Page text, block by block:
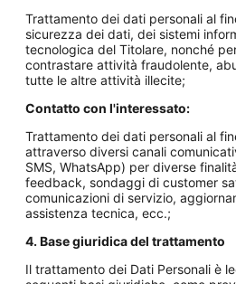
Trattamento dei dati personali al
sicurezza dei dati, dei sistemi
tecnologica del Titolare, nonché
contrastare attività fraudolente,
tutte le altre attività illecite;
Contatto con l'interessato:
Trattamento dei dati personali al
attraverso diversi canali
SMS, WhatsApp) per diverse
feedback, sondaggi di customer
comunicazioni di servizio,
assistenza tecnica, ecc.;
4. Base giuridica del trattamento
Il trattamento dei Dati Personali è